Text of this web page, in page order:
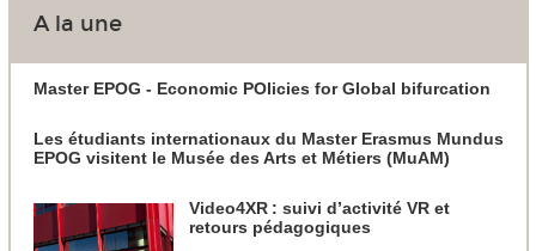
A la une
Master EPOG - Economic POlicies for Global bifurcation
Les étudiants internationaux du Master Erasmus Mundus
EPOG visitent le Musée des Arts et Métiers (MuAM)
Video4XR : suivi d’activité VR et
retours pédagogiques